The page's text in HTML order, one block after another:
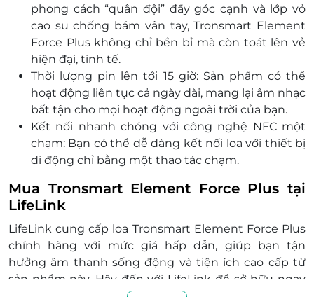
phong cách “quân đội” đầy góc cạnh và lớp vỏ
cao su chống bám vân tay, Tronsmart Element
Force Plus không chỉ bền bỉ mà còn toát lên vẻ
hiện đại, tinh tế.
Thời lượng pin lên tới 15 giờ: Sản phẩm có thể
hoạt động liên tục cả ngày dài, mang lại âm nhạc
bất tận cho mọi hoạt động ngoài trời của bạn.
Kết nối nhanh chóng với công nghệ NFC một
chạm: Bạn có thể dễ dàng kết nối loa với thiết bị
di động chỉ bằng một thao tác chạm.
Mua Tronsmart Element Force Plus tại
LifeLink
LifeLink cung cấp loa Tronsmart Element Force Plus
chính hãng với mức giá hấp dẫn, giúp bạn tận
hưởng âm thanh sống động và tiện ích cao cấp từ
sản phẩm này. Hãy đến với LifeLink để sở hữu ngay